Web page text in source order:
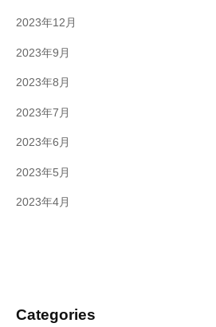
2023年12月
2023年9月
2023年8月
2023年7月
2023年6月
2023年5月
2023年4月
Categories